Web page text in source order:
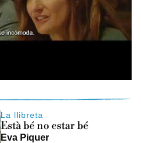
La llibreta
Està bé no estar bé
Eva Piquer